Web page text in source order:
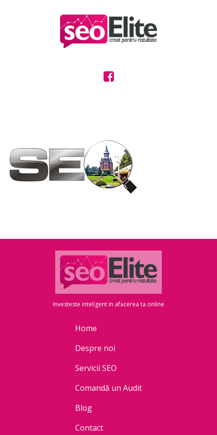
Investeste inteligent in afacerea ta online
Home
Despre noi
Servicii SEO
Comandă un Audit
Blog
Contact